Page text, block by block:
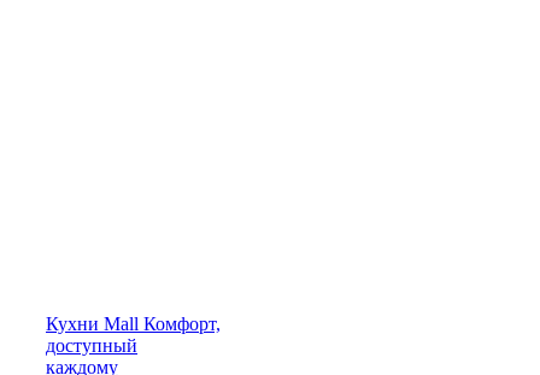
Кухни Mall Комфорт,
доступный
каждому